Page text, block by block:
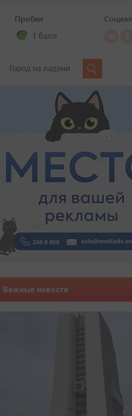
Пробки
1 балл
Город на ладони
Важные новости